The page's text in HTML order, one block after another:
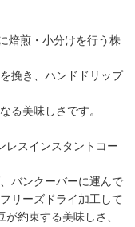
焙煎・小分けを行う株
挽き、ハンドドリップ
る美味しさです。
レスインスタントコー
バンクーバーに運んで
リーズドライ加工して
約束する美味しさ、